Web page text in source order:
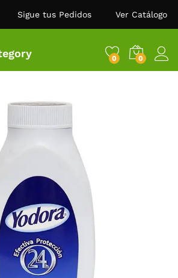
Sigue tus Pedidos Ver Catálogo
0 0